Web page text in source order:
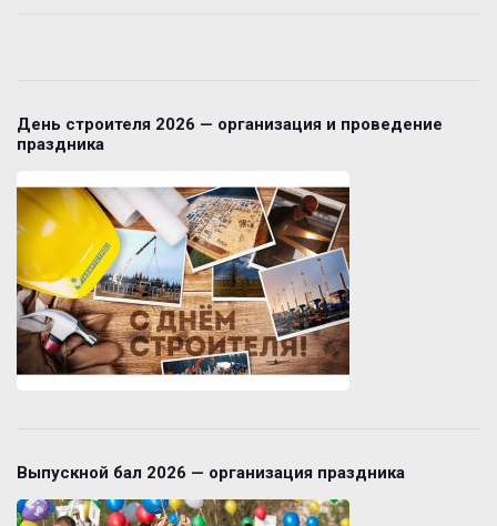
День строителя 2026 — организация и проведение
праздника
Выпускной бал 2026 — организация праздника